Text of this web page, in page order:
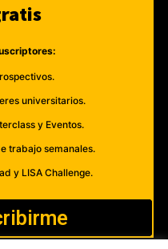
universitarios.
y Eventos.
trabajo semanales.
y LISA Challenge.